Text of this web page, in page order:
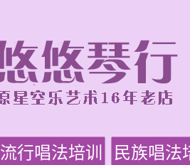
流行唱法培训 民族唱法